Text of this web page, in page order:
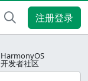
注册登录
HarmonyOS
开发者社区